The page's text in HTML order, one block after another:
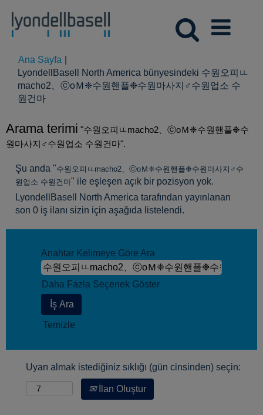
Ana Sayfa
LyondellBasell North America bünyesindeki 수원오피ㅥ
macho2、ⓒоＭ❈수원핸플❉수원마사지♂수원업소 수
원건마(mevcut
Arama terimi "수원오피ㅥmacho2、ⓒоＭ❈수원핸플❉수
원마사지♂수원업소 수원건마".
Şu anda "수원오피ㅥmacho2、ⓒоＭ❈수원핸플❉수원마사지♂수
원업소 수원건마" ile eşleşen açık bir pozisyon yok.
LyondellBasell North America tarafından yayınlanan
son 0 iş ilanı sizin için aşağıda listelendi.
Anahtar Kelimeye Göre Ara
Daha Fazla Seçenek Göster
Temizle
Uyarı almak istediğiniz sıklığı (gün cinsinden) seçin:
İlan Oluştur